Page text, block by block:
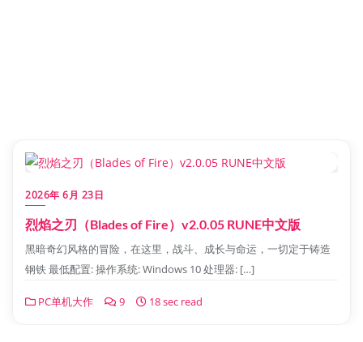
2026年 6月 23日
烈焰之刃（Blades of Fire）v2.0.05 RUNE中文版
黑暗奇幻风格的冒险，在这里，战斗、成长与命运，一切定于铸造
钢铁 最低配置: 操作系统: Windows 10 处理器: […]
PC单机大作 9 18 sec read